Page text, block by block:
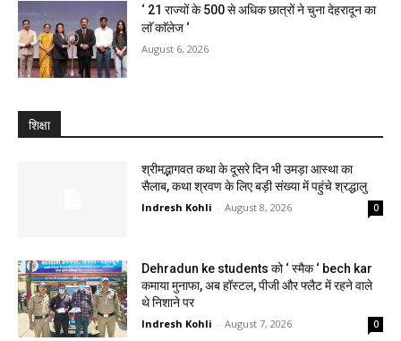
‘ 21 राज्यों के 500 से अधिक छात्रों ने चुना देहरादून का
लाॅ काॅलेज ‘
August 6, 2026
शिक्षा
श्रीमद्भागवत कथा के दूसरे दिन भी उमड़ा आस्था का
सैलाब, कथा श्रवण के लिए बड़ी संख्या में पहुंचे श्रद्धालु
Indresh Kohli - August 8, 2026 0
Dehradun ke students को ‘ स्मैक ‘ bech kar
कमाया मुनाफा, अब हॉस्टल, पीजी और फ्लैट में रहने वाले
थे निशाने पर
Indresh Kohli - August 7, 2026 0